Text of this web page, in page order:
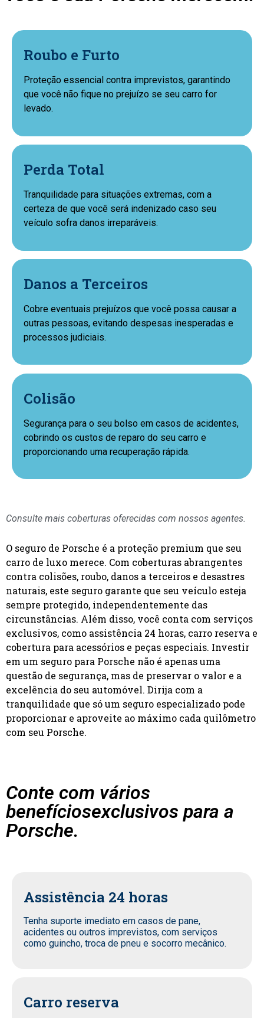
Roubo e Furto
Proteção essencial contra imprevistos, garantindo
que você não fique no prejuízo se seu carro for
levado.
Perda Total
Tranquilidade para situações extremas, com a
certeza de que você será indenizado caso seu
veículo sofra danos irreparáveis.
Danos a Terceiros
Cobre eventuais prejuízos que você possa causar a
outras pessoas, evitando despesas inesperadas e
processos judiciais.
Colisão
Segurança para o seu bolso em casos de acidentes,
cobrindo os custos de reparo do seu carro e
proporcionando uma recuperação rápida.
Consulte mais coberturas oferecidas com nossos agentes.
O seguro de Porsche é a proteção premium que seu
carro de luxo merece. Com coberturas abrangentes
contra colisões, roubo, danos a terceiros e desastres
naturais, este seguro garante que seu veículo esteja
sempre protegido, independentemente das
circunstâncias. Além disso, você conta com serviços
exclusivos, como assistência 24 horas, carro reserva e
cobertura para acessórios e peças especiais. Investir
em um seguro para Porsche não é apenas uma
questão de segurança, mas de preservar o valor e a
excelência do seu automóvel. Dirija com a
tranquilidade que só um seguro especializado pode
proporcionar e aproveite ao máximo cada quilômetro
com seu Porsche.
Conte com vários
benefíciosexclusivos para a
Porsche.
Assistência 24 horas
Tenha suporte imediato em casos de pane,
acidentes ou outros imprevistos, com serviços
como guincho, troca de pneu e socorro mecânico.
Carro reserva